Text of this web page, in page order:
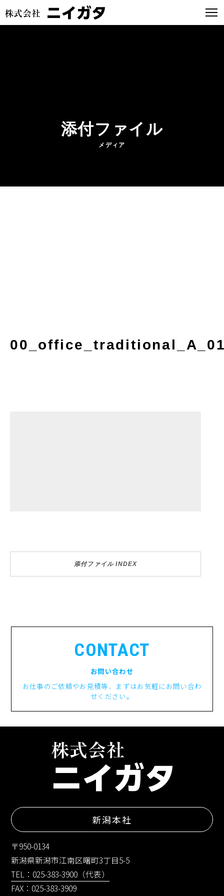
添付ファイル
メディア
添付ファイル INDEX
CONTACT
お問い合わせ
お仕事のご依頼やお見積等、まずはお気軽にお問い合わ
せください。
新潟本社
〒950-0134
新潟県新潟市江南区曙町3丁目5-5
TEL：025-383-3900（代表）
FAX：025-383-3909